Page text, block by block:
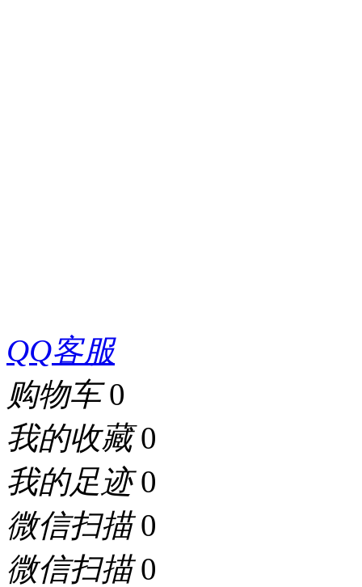
QQ客服
购物车 0
我的收藏 0
我的足迹 0
微信扫描 0
微信扫描 0